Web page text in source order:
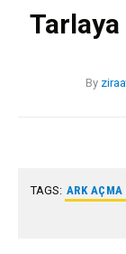
By
TAGS: ARK